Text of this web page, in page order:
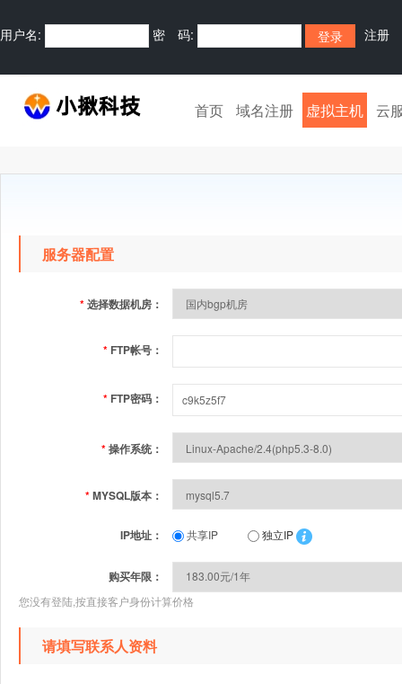
用户名: 密 码: 注册
首页 域名注册 虚拟主机 云
服务器配置
*选择数据机房：
* FTP帐号：
* FTP密码：
*操作系统：
*MYSQL版本：
IP地址： 共享IP 独立IP
购买年限：
您没有登陆,按直接客户身份计算价格
请填写联系人资料